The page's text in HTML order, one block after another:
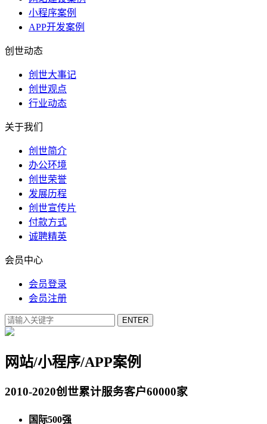
小程序案例
APP开发案例
创世动态
创世大事记
创世观点
行业动态
关于我们
创世简介
办公环境
创世荣誉
发展历程
创世宣传片
付款方式
诚聘精英
会员中心
会员登录
会员注册
网站/小程序/APP案例
2010-2020创世累计服务客户60000家
国际500强